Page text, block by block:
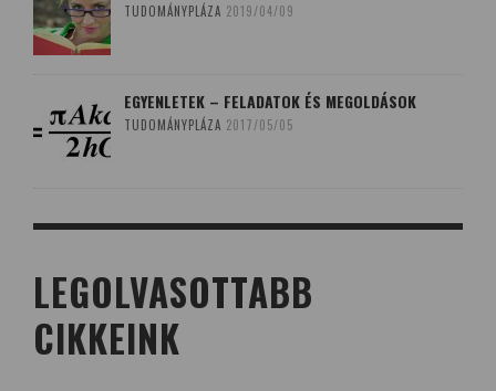
TUDOMÁNYPLÁZA 2019/04/09
EGYENLETEK – FELADATOK ÉS MEGOLDÁSOK
TUDOMÁNYPLÁZA 2017/05/05
LEGOLVASOTTABB
CIKKEINK